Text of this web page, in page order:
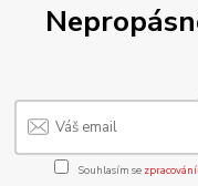
Souhlasím se